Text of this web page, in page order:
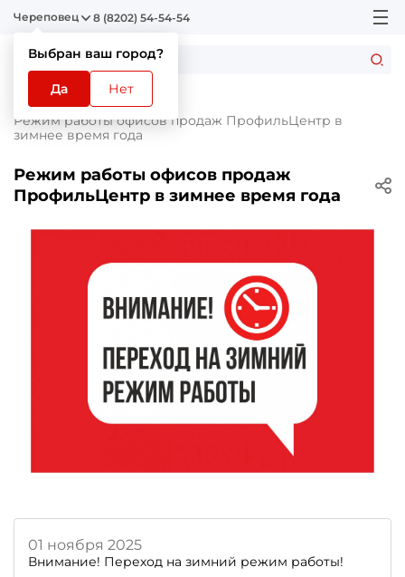
Череповец
Выбран ваш город?
Да Нет
8 (8202) 54-54-54
Главная
Новости
Режим работы офисов продаж ПрофильЦентр в
зимнее время года
Режим работы офисов продаж
ПрофильЦентр в зимнее время года
01 ноября 2025
Внимание! Переход на зимний режим работы!